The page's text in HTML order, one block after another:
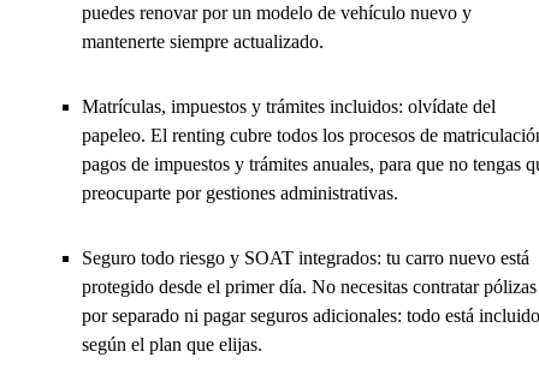
puedes renovar por un modelo de vehículo nuevo y
mantenerte siempre actualizado.
Matrículas, impuestos y trámites incluidos: olvídate del
papeleo. El renting cubre todos los procesos de
pagos de impuestos y trámites anuales, para que no tengas
preocuparte por gestiones administrativas.
Seguro todo riesgo y SOAT integrados: tu carro nuevo está
protegido desde el primer día. No necesitas contratar pólizas
por separado ni pagar seguros adicionales: todo está incluido
según el plan que elijas.